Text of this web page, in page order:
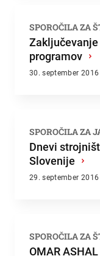
SPOROČILA ZA
programov ›
30. september 2016
SPOROČILA ZA
Dnevi
Slovenije ›
29. september 2016
SPOROČILA ZA
OMAR